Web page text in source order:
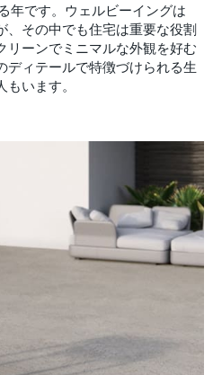
年です。ウェルビーイングは
、その中でも住宅は重要な役割
リーンでミニマルな外観を好む
ディテールで特徴づけられる生
います。